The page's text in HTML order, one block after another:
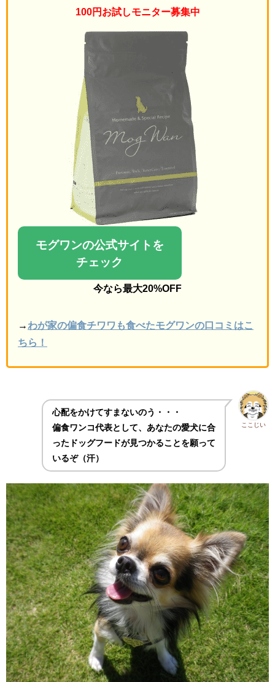
100円お試しモニター募集中
モグワンの公式サイトを
チェック
今なら最大20%OFF
→ わが家の偏食チワワも食べたモグワンの口コミはこ
ちら！
ここじい
心配をかけてすまないのう・・・
偏食ワンコ代表として、あなたの愛犬に合
ったドッグフードが見つかることを願って
いるぞ（汗）